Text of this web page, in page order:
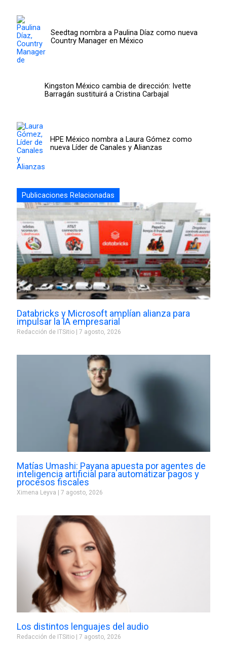
Seedtag nombra a Paulina Díaz como nueva
Country Manager en México
Kingston México cambia de dirección: Ivette
Barragán sustituirá a Cristina Carbajal
HPE México nombra a Laura Gómez como
nueva Líder de Canales y Alianzas
Publicaciones Relacionadas
Databricks y Microsoft amplían alianza para
impulsar la IA empresarial
Redacción de ITSitio 7 agosto, 2026
Matías Umashi: Payana apuesta por agentes de
inteligencia artificial para automatizar pagos y
procesos fiscales
Ximena Leyva 7 agosto, 2026
Los distintos lenguajes del audio
Redacción de ITSitio 7 agosto, 2026